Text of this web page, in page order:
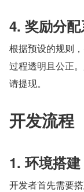
4. 奖励分
根据预设的规则
过程透明且公正
请提现。
开发流程
1. 环境搭建
开发者首先需要